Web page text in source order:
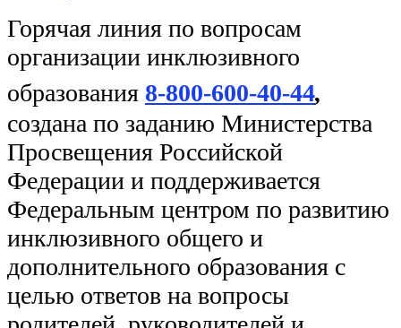
Горячая линия по вопросам
организации инклюзивного
образования 8-800-600-40-44,
создана по заданию Министерства
Просвещения Российской
Федерации и поддерживается
Федеральным центром по развитию
инклюзивного общего и
дополнительного образования с
целью ответов на вопросы